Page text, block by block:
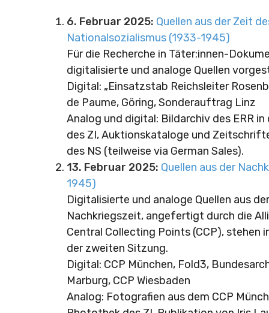
6. Februar 2025: Quellen aus der Zeit
Nationalsozialismus (1933-1945)
Für die Recherche in Täter:innen-
digitalisierte und analoge Quellen
Digital: „Einsatzstab Reichsleiter
de Paume, Göring, Sonderauftrag Linz
Analog und digital: Bildarchiv des ERR
des ZI, Auktionskataloge und
des NS (teilweise via German Sales).
13. Februar 2025: Quellen aus der
1945)
Digitalisierte und analoge Quellen aus
Nachkriegszeit, angefertigt durch die
Central Collecting Points (CCP), stehen
der zweiten Sitzung.
Digital: CCP München, Fold3,
Marburg, CCP Wiesbaden
Analog: Fotografien aus dem CCP